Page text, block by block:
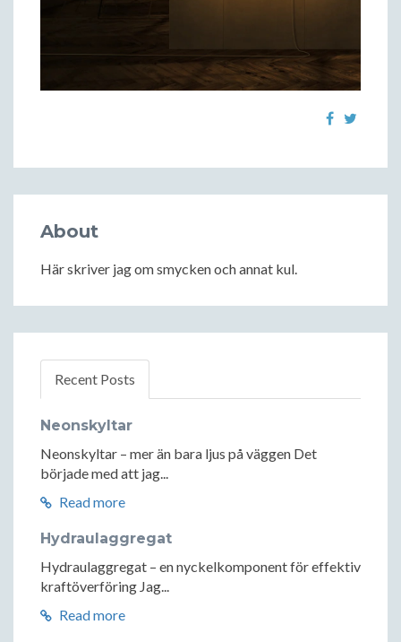
About
Här skriver jag om smycken och annat kul.
Recent Posts
Neonskyltar
Neonskyltar – mer än bara ljus på väggen Det
började med att jag...
Read more
Hydraulaggregat
Hydraulaggregat – en nyckelkomponent för effektiv
kraftöverföring Jag...
Read more